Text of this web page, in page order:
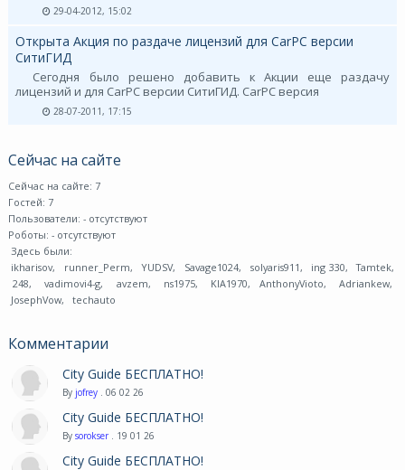
29-04-2012, 15:02
Открыта Акция по раздаче лицензий для CarPC версии
СитиГИД
Сегодня было решено добавить к Акции еще раздачу
лицензий и для CarPC версии СитиГИД. CarPC версия
28-07-2011, 17:15
Сейчас на сайте
Сейчас на сайте: 7
Гостей: 7
Пользователи: - отсутствуют
Роботы: - отсутствуют
Здесь были:
ikharisov, runner_Perm, YUDSV, Savage1024, solyaris911 , ing 330, Tamtek,
248, vadimovi4-g, avzem, ns1975, KIA1970, AnthonyVioto, Adriankew,
JosephVow, techauto
Комментарии
City Guide БЕСПЛАТНО!
By jofrey . 06 02 26
City Guide БЕСПЛАТНО!
By sorokser . 19 01 26
City Guide БЕСПЛАТНО!